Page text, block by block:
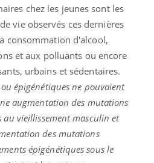
chez les jeunes sont les
vie observés ces dernières
consommation d'alcool,
et aux polluants ou encore
urbains et sédentaires.
épigénétiques ne pouvaient
augmentation des mutations
au vieillissement masculin et
des mutations
épigénétiques sous le